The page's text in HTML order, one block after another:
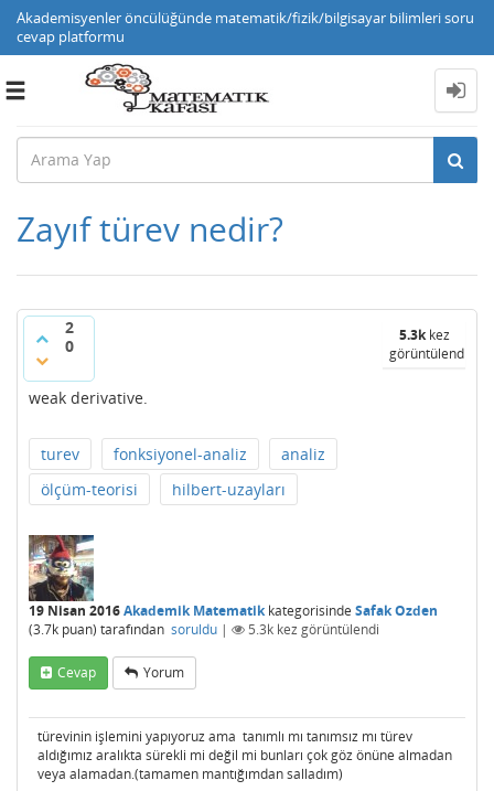
Akademisyenler öncülüğünde matematik/fizik/bilgisayar bilimleri soru
cevap platformu
Toggle
Zayıf türev nedir?
2
0
5.3kkez
görüntülendi
weak derivative.
turev fonksiyonel-analiz
analiz
ölçüm-teorisi
hilbert-uzayları
19 Nisan 2016Akademik Matematikkategorisinde Safak Ozden
(3.7k puan) tarafından soruldu | 5.3k kez görüntülendi
Cevap Yorum
türevinin işlemini yapıyoruz ama tanımlı mı tanımsız mı türev
aldığımız aralıkta sürekli mi değil mi bunları çok göz önüne almadan
veya alamadan.(tamamen mantığımdan salladım)